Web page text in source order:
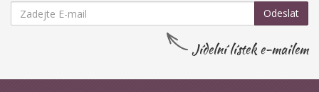
Odeslat
Jídelní lístek e-mailem